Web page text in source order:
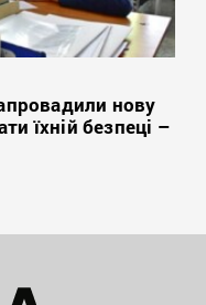
нову
їхній безпеці –